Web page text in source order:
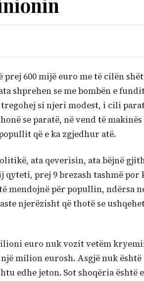
prej 600 mijë euro me të cilën
shprehen se me bombën e
si njeri modest, i cili
se paratë, në vend të
që e ka zgjedhur atë.
ata qeverisin, ata bëjnë
qyteti, prej 9 brezash tashmë
mendojnë për popullin, ndërsa
njerëzisht që thotë se
euro nuk vozit vetëm
milion eurosh. Asgjë nuk
edhe jeton. Sot shoqëria